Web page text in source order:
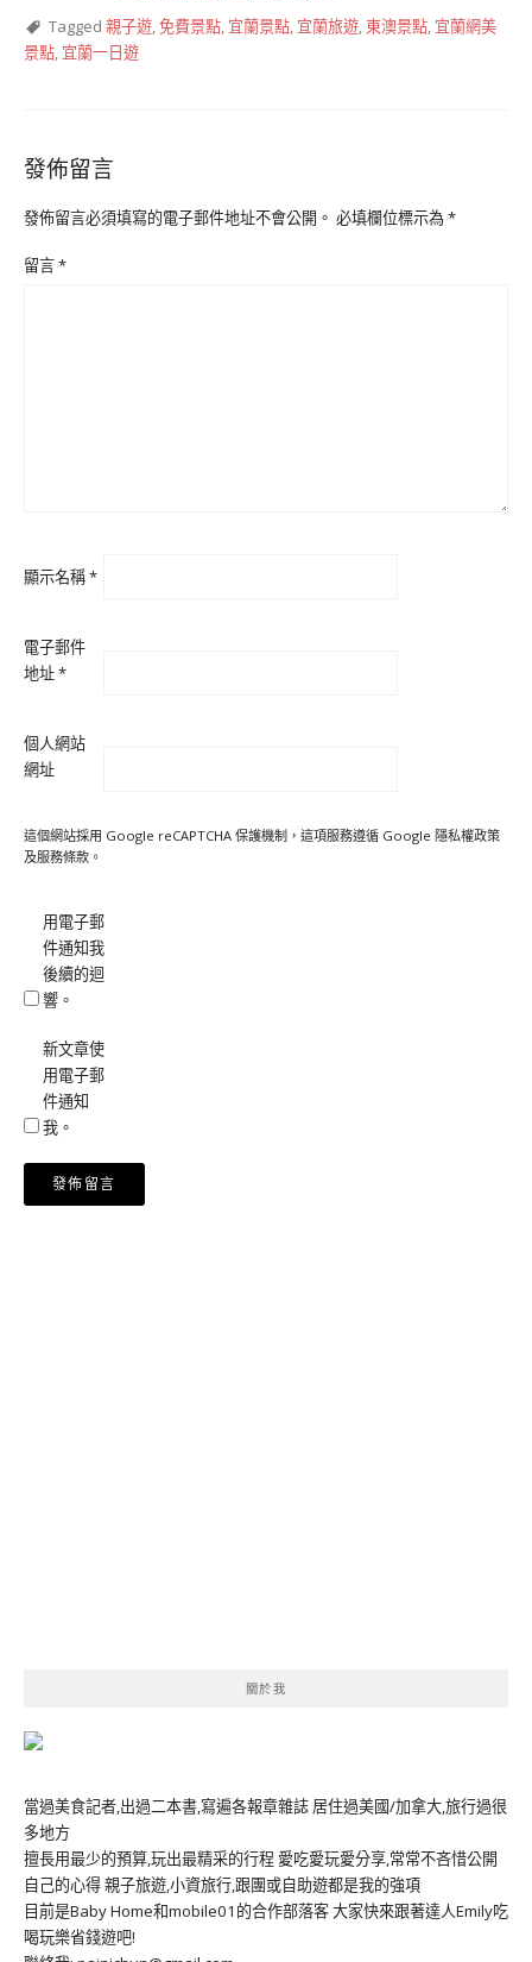
Tagged 親子遊,免費景點, 宜蘭景點, 宜蘭旅遊, 東澳景點, 宜蘭網美
景點, 宜蘭一日遊
發佈留言
發佈留言必須填寫的電子郵件地址不會公開。 必填欄位標示為*
留言*
顯示名稱*
電子郵件
地址*
個人網站
網址
這個網站採用 Google reCAPTCHA 保護機制，這項服務遵循 Google 隱私權政策
及服務條款 。
用電子郵
件通知我
後續的迴
響。
新文章使
用電子郵
件通知
我。
關於我
當過美食記者,出過二本書,寫遍各報章雜誌 居住過美國/加拿大,旅行過很
多地方
擅長用最少的預算,玩出最精采的行程 愛吃愛玩愛分享,常常不吝惜公開
自己的心得 親子旅遊,小資旅行,跟團或自助遊都是我的強項
目前是Baby Home和mobile01的合作部落客 大家快來跟著達人Emily吃
喝玩樂省錢遊吧!